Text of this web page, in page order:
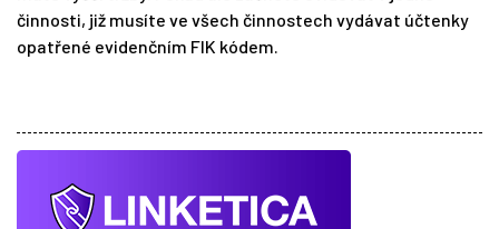
činnosti, již musíte ve všech činnostech vydávat účtenky
opatřené evidenčním FIK kódem.